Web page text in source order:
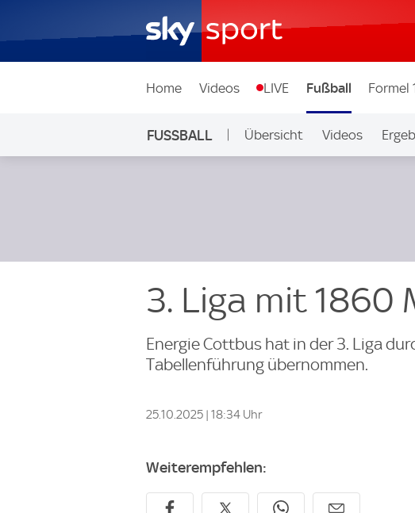
Home Videos LIVE Fußball Formel
FUSSBALL Übersicht Videos
3. Liga mit 1860
Energie Cottbus hat in der 3. Liga
Tabellenführung übernommen.
25.10.2025 | 18:34 Uhr
Weiterempfehlen: